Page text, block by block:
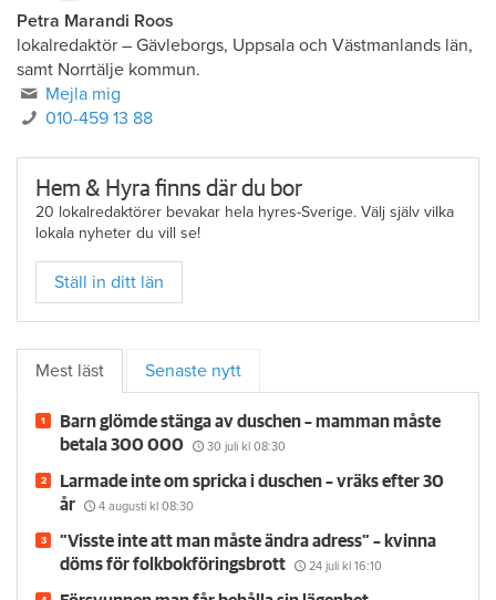
Petra Marandi Roos
lokalredaktör – Gävleborgs, Uppsala och Västmanlands län,
samt Norrtälje kommun.
Mejla mig
010-459 13 88
Hem & Hyra finns där du bor
20 lokalredaktörer bevakar hela hyres-Sverige. Välj själv vilka
lokala nyheter du vill se!
Ställ in ditt län
Mest läst Senaste nytt
Barn glömde stänga av duschen – mamman måste
betala 300 000
30 juli kl 08:30
Larmade inte om spricka i duschen – vräks efter 30
år
4 augusti kl 08:30
”Visste inte att man måste ändra adress” – kvinna
döms för folkbokföringsbrott
24 juli kl 16:10